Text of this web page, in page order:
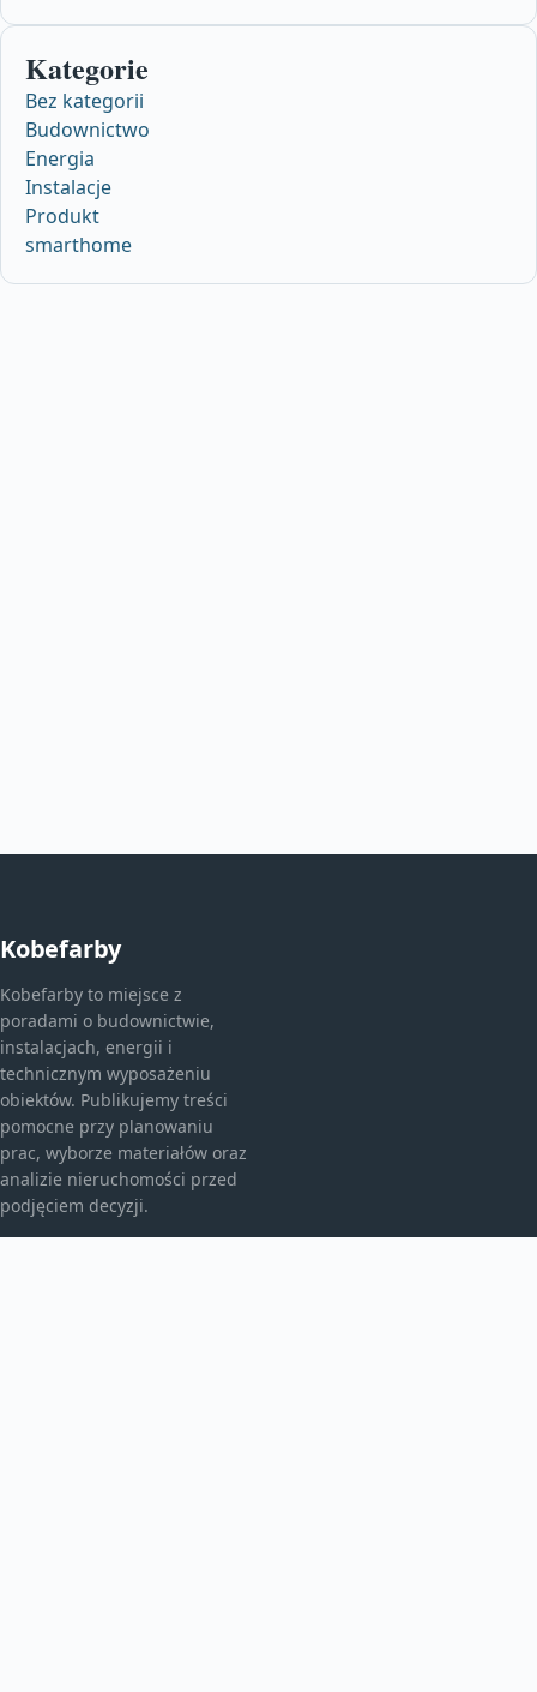
Kategorie
Bez kategorii
Budownictwo
Energia
Instalacje
Produkt
smarthome
Kobefarby
Kobefarby to miejsce z
poradami o budownictwie,
instalacjach, energii i
technicznym wyposażeniu
obiektów. Publikujemy treści
pomocne przy planowaniu
prac, wyborze materiałów oraz
analizie nieruchomości przed
podjęciem decyzji.